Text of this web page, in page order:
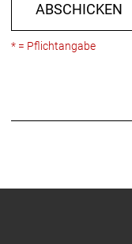
ABSCHICKEN
* = Pflichtangabe